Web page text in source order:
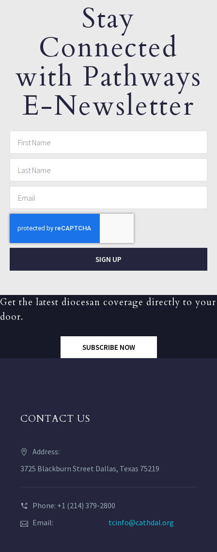
Stay
Connected
with Pathways
E-Newsletter
SIGN UP
Get the latest diocesan coverage directly to your
door.
SUBSCRIBE NOW
CONTACT US
Address:
3725 Blackburn Street Dallas, Texas 75219
Phone: +1 (214) 379-2800
Email:
tcinfo@cathdal.org